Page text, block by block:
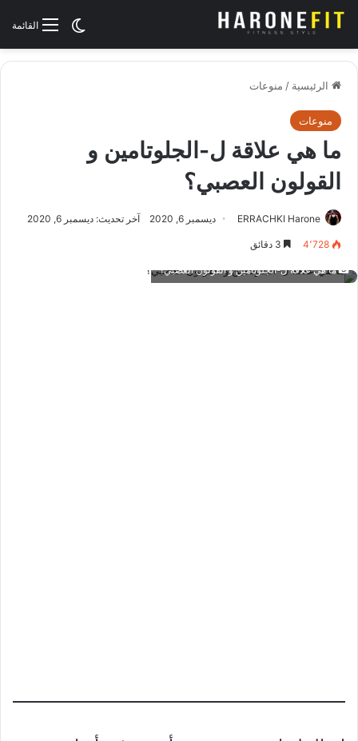
القائمةالوضع
الرئيسية / منوعات
منوعات
ما هي علاقة ل-الجلوتامين و
القولون العصبي؟
ERRACHKI Harone ديسمبر 6, 2020 آخر تحديث: ديسمبر 6, 2020
4٬728
ما هي علاقة ل-الجلوتامين و القولون العصبي؟